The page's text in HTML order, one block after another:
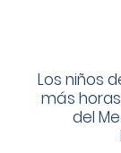
Los niños
más
del